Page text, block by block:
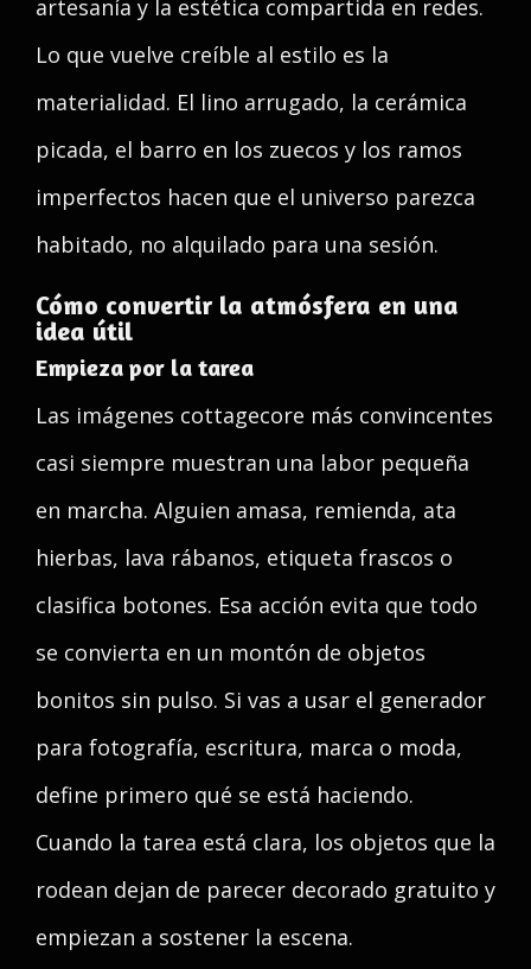
artesanía y la estética compartida en redes.
Lo que vuelve creíble al estilo es la
materialidad. El lino arrugado, la cerámica
picada, el barro en los zuecos y los ramos
imperfectos hacen que el universo parezca
habitado, no alquilado para una sesión.
Cómo convertir la atmósfera en una
idea útil
Empieza por la tarea
Las imágenes cottagecore más convincentes
casi siempre muestran una labor pequeña
en marcha. Alguien amasa, remienda, ata
hierbas, lava rábanos, etiqueta frascos o
clasifica botones. Esa acción evita que todo
se convierta en un montón de objetos
bonitos sin pulso. Si vas a usar el generador
para fotografía, escritura, marca o moda,
define primero qué se está haciendo.
Cuando la tarea está clara, los objetos que la
rodean dejan de parecer decorado gratuito y
empiezan a sostener la escena.